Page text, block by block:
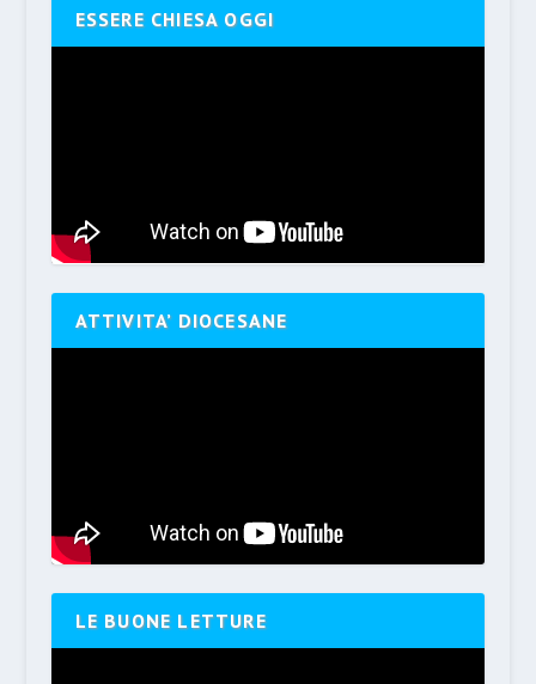
ESSERE CHIESA OGGI
ATTIVITA’ DIOCESANE
LE BUONE LETTURE